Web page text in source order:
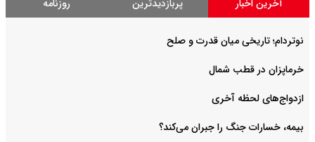
آخرین اخبار پربازدیدترین روزنامه
نوتردام؛ تاریخی میان قدرت و صلح‌
خرماپزان در قطب شمال
ازدواج‌های لحظه آخری
بیمه، خسارات جنگ را جبران می‌کند؟